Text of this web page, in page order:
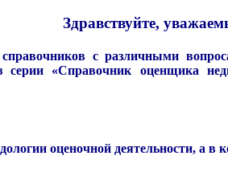
Здравствуйте,
с различными
серии «Справочник оценщика
оценочной деятельности, а в